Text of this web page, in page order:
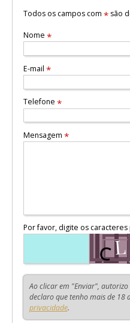
Todos os campos com *são
Nome *
E-mail *
Telefone *
Mensagem *
Por favor, digite os caracteres
Ao clicar em "Enviar",
declaro que tenho mais de 18
privacidade.